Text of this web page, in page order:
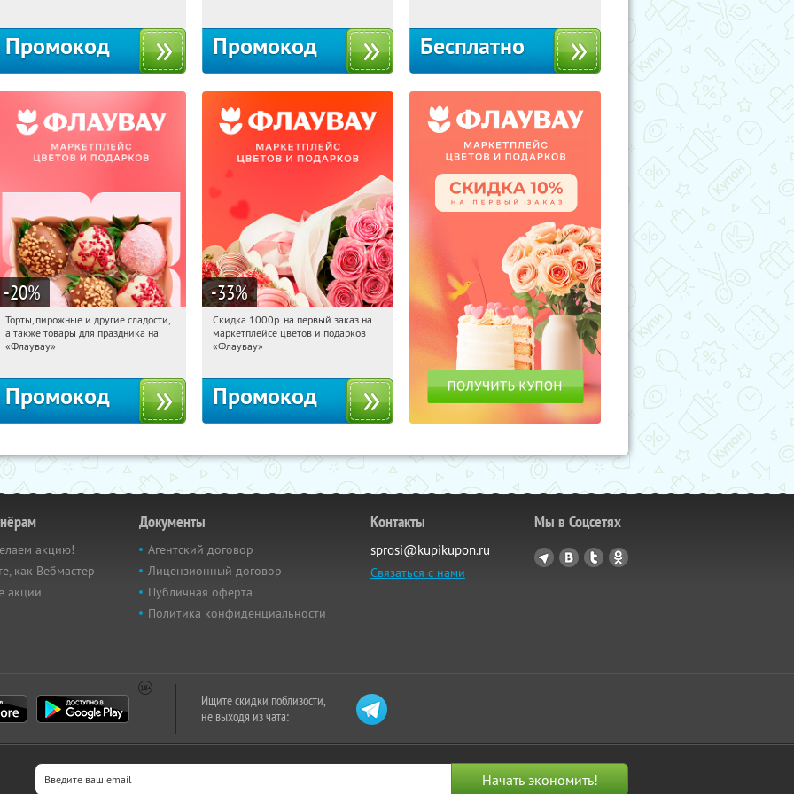
Промокод Промокод Бесплатно
-20%
11:53:13 Получили:
Россия
Торты, пирожные и другие сладости,
а также товары для праздника на
«Флаувау»
Промокод
-33%
11:53:13 Получили:
Россия
Скидка 1000р. на первый заказ на
маркетплейсе цветов и подарков
«Флаувау»
Промокод
акцию!
как Вебмастер
акции
Документы
Агентский договор
Лицензионный договор
Публичная оферта
Политика конфиденциальности
Контакты
sprosi@kupikupon.ru
Связаться с нами
Мы в Соцсетях
Ищите скидки поблизости,
не выходя из чата: